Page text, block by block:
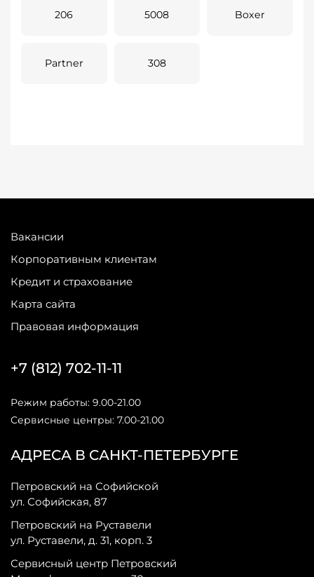
206 5008 Boxer
Partner 308
Вакансии
Корпоративным клиентам
Кредит и страхование
Карта сайта
Правовая информация
АДРЕСА В САНКТ-ПЕТЕРБУРГЕ
Петровский на Софийской
ул. Софийская, 87
Петровский на Руставели
ул. Руставели, д. 31, корп. 3
Сервисный центр Петровский
+7 (812) 702-11-11
Режим работы: 9.00-21.00
Сервисные центры: 7.00-21.00